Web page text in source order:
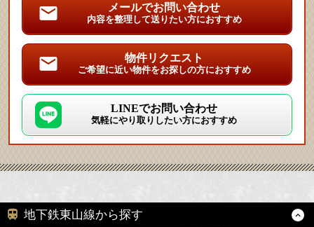
メールでお問い合わせ
内容を整理して送りたい方におすすめ
物件リクエスト
ご希望に近い物件をお探しの方におすすめ
LINEでお問い合わせ
気軽にやり取りしたい方におすすめ
地下鉄東山線から探す